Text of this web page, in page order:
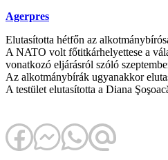
Agerpres
Elutasította hétfőn az
A NATO volt főtitkárhelyettese a
vonatkozó eljárásról szóló
Az alkotmánybírák ugyanakkor
A testület elutasította a Diana